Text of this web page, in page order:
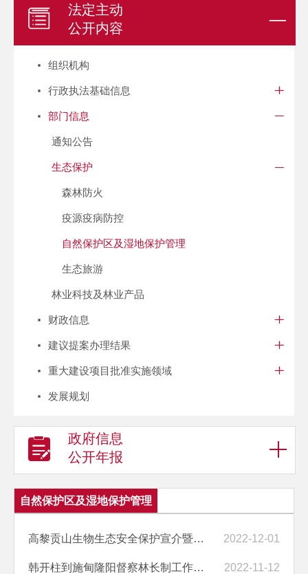
法定主动
公开内容
组织机构
行政执法基础信息
部门信息
通知公告
生态保护
森林防火
疫源疫病防控
自然保护区及湿地保护管理
生态旅游
林业科技及林业产品
财政信息
建议提案办理结果
重大建设项目批准实施领域
发展规划
政府信息
公开年报
自然保护区及湿地保护管理
高黎贡山生物生态安全保护宣介暨《花开高黎贡》腾冲首映式在云南高黎贡... 2022-12-01
韩开柱到施甸隆阳督察林长制工作时强调：压实林长制工作责任 扎实推进生... 2022-11-12